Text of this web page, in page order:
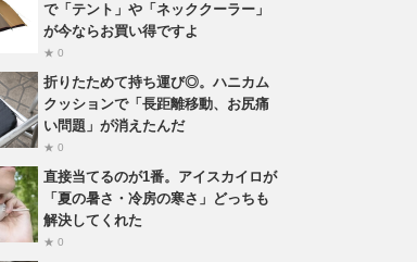
で「テント」や「ネッククーラー」
が今ならお買い得ですよ
★ 0
折りたためて持ち運び◎。ハニカム
クッションで「長距離移動、お尻痛
い問題」が消えたんだ
★ 0
直接当てるのが1番。アイスカイロが
「夏の暑さ・冷房の寒さ」どっちも
解決してくれた
★ 0